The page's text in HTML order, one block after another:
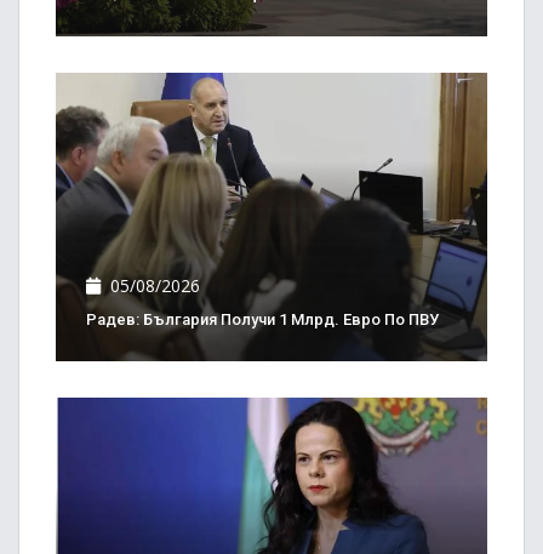
05/08/2026
Радев: България Получи 1 Млрд. Евро По ПВУ